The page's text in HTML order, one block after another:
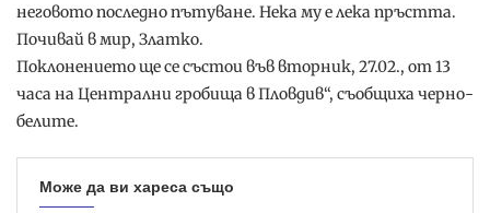
неговото последно пътуване. Нека му е лека пръстта.
Почивай в мир, Златко.
Поклонението ще се състои във вторник, 27.02., от 13
часа на Централни гробища в Пловдив“, съобщиха черно-
белите.
Може да ви хареса също